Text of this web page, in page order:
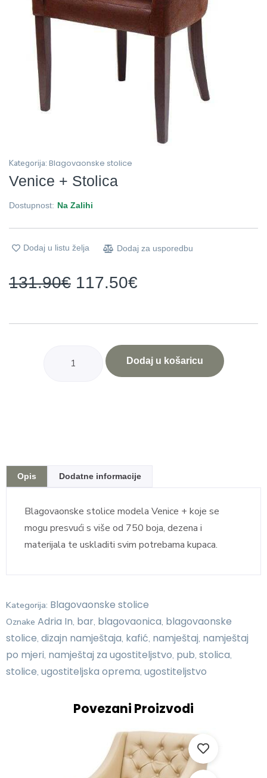
Kategorija: Blagovaonske stolice
Venice + Stolica
Dostupnost: Na Zalihi
Dodaj u listu želja Dodaj za usporedbu
131.90€ 117.50€
Dodaj u košaricu
Opis Dodatne informacije
Blagovaonske stolice modela Venice + koje se
mogu presvući s više od 750 boja, dezena i
materijala te uskladiti svim potrebama kupaca.
Kategorija: Blagovaonske stolice
Oznake Adria In, bar, blagovaonica, blagovaonske
stolice, dizajn namještaja, kafić, namještaj, namještaj
po mjeri, namještaj za ugostiteljstvo, pub, stolica,
stolice, ugostiteljska oprema, ugostiteljstvo
Povezani Proizvodi